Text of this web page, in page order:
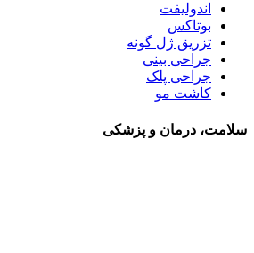
اندولیفت
بوتاکس
تزریق ژل گونه
جراحی بینی
جراحی پلک
کاشت مو
سلامت، درمان و پزشکی